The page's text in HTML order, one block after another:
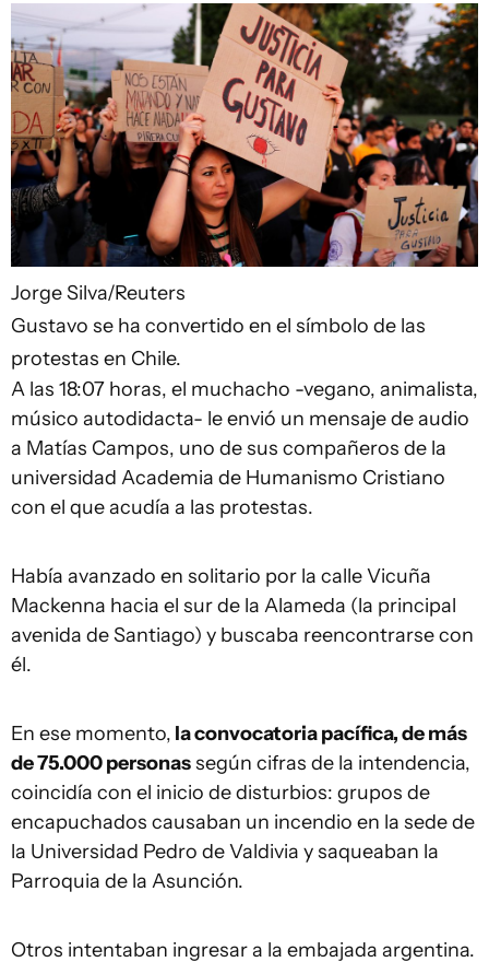
Jorge Silva/Reuters
Gustavo se ha convertido en el símbolo de las
protestas en Chile.
A las 18:07 horas, el muchacho -vegano, animalista,
músico autodidacta- le envió un mensaje de audio
a Matías Campos, uno de sus compañeros de la
universidad Academia de Humanismo Cristiano
con el que acudía a las protestas.
Había avanzado en solitario por la calle Vicuña
Mackenna hacia el sur de la Alameda (la principal
avenida de Santiago) y buscaba reencontrarse con
él.
En ese momento, la convocatoria pacífica, de más
de 75.000personassegún cifras de la intendencia,
coincidía con el inicio de disturbios: grupos de
encapuchados causaban un incendio en la sede de
la Universidad Pedro de Valdivia y saqueaban la
Parroquia de la Asunción.
Otros intentaban ingresar a la embajada argentina.